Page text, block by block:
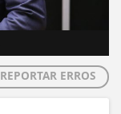
REPORTAR ERROS